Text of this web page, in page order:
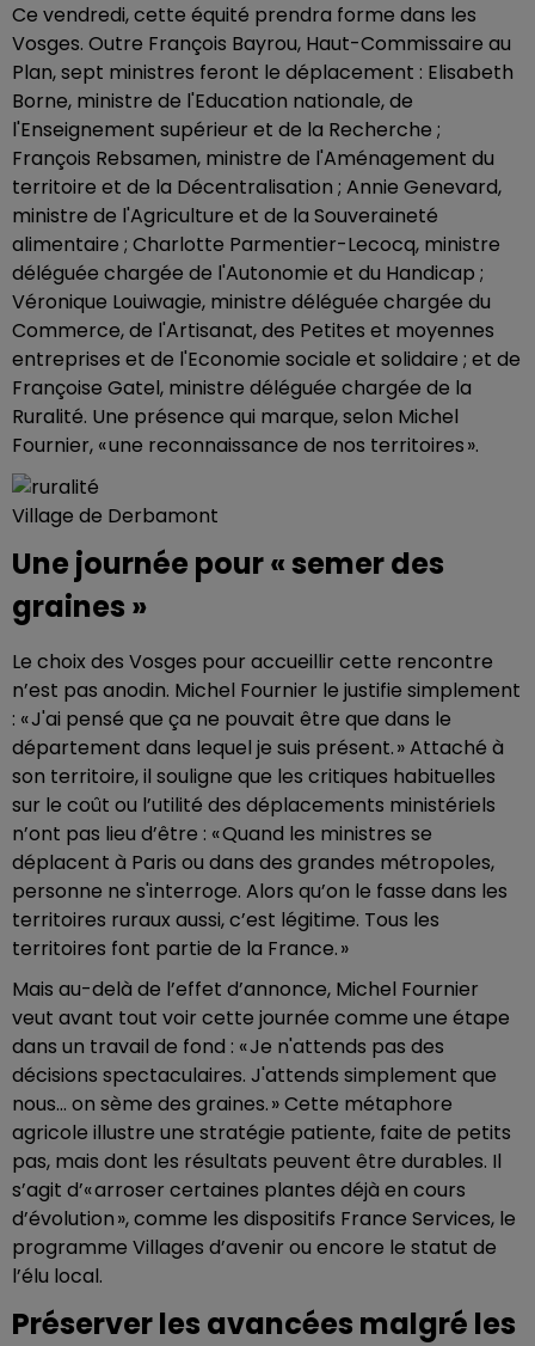
Ce vendredi, cette équité prendra forme dans les
Vosges. Outre François Bayrou, Haut-Commissaire au
Plan, sept ministres feront le déplacement : Elisabeth
Borne, ministre de l'Education nationale, de
l'Enseignement supérieur et de la Recherche ;
François Rebsamen, ministre de l'Aménagement du
territoire et de la Décentralisation ; Annie Genevard,
ministre de l'Agriculture et de la Souveraineté
alimentaire ; Charlotte Parmentier-Lecocq, ministre
déléguée chargée de l'Autonomie et du Handicap ;
Véronique Louiwagie, ministre déléguée chargée du
Commerce, de l'Artisanat, des Petites et moyennes
entreprises et de l'Economie sociale et solidaire ; et de
Françoise Gatel, ministre déléguée chargée de la
Ruralité. Une présence qui marque, selon Michel
Fournier, « une reconnaissance de nos territoires ».
Village de Derbamont
Une journée pour « semer des
graines »
Le choix des Vosges pour accueillir cette rencontre
n’est pas anodin. Michel Fournier le justifie simplement
: « J'ai pensé que ça ne pouvait être que dans le
département dans lequel je suis présent. » Attaché à
son territoire, il souligne que les critiques habituelles
sur le coût ou l’utilité des déplacements ministériels
n’ont pas lieu d’être : « Quand les ministres se
déplacent à Paris ou dans des grandes métropoles,
personne ne s'interroge. Alors qu’on le fasse dans les
territoires ruraux aussi, c’est légitime. Tous les
territoires font partie de la France. »
Mais au-delà de l’effet d’annonce, Michel Fournier
veut avant tout voir cette journée comme une étape
dans un travail de fond : « Je n'attends pas des
décisions spectaculaires. J'attends simplement que
nous... on sème des graines. » Cette métaphore
agricole illustre une stratégie patiente, faite de petits
pas, mais dont les résultats peuvent être durables. Il
s’agit d’« arroser certaines plantes déjà en cours
d’évolution », comme les dispositifs France Services, le
programme Villages d’avenir ou encore le statut de
l’élu local.
Préserver les avancées malgré les